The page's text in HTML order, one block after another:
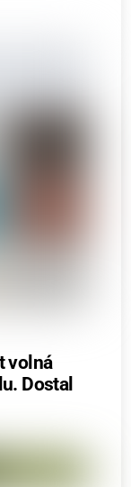
volná
Dostal